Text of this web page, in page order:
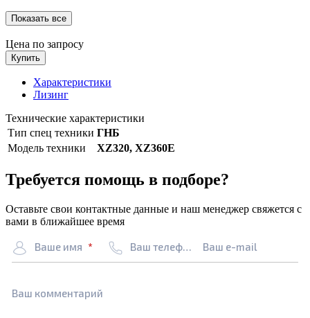
Показать все
Цена по запросу
Купить
Характеристики
Лизинг
Технические характеристики
Тип спец техники ГНБ
Модель техники
XZ320, XZ360E
Требуется помощь в подборе?
Оставьте свои контактные данные и наш менеджер свяжется с
вами в ближайшее время
Ваше имя Ваш телефон Ваш e-mail
Ваш комментарий